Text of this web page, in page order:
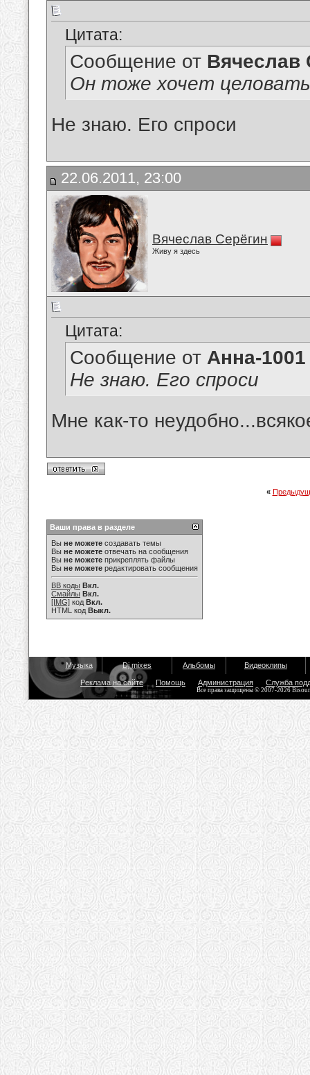
Цитата:
Сообщение от Вячеслав
Он тоже хочет
Не знаю. Его спроси
22.06.2011, 23:00
Вячеслав Серёгин
Живу я здесь
Цитата:
Сообщение от Анна-1001
Не знаю. Его спроси
Мне как-то
«
Ваши права в разделе
Вы не можете создавать темы
Вы не можете отвечать на сообщения
Вы не можете прикреплять файлы
Вы не можете редактировать сообщения
BB коды Вкл.
Смайлы Вкл.
[IMG] код Вкл.
HTML код Выкл.
Музыка Dj mixes Альбомы Видеоклипы
Реклама на сайте Помощь Администрация Служба
Все права защищены © 2007-2026